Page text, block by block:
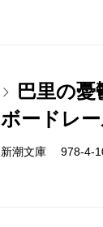
巴里の憂
ボードレ
新潮文庫 978-4-